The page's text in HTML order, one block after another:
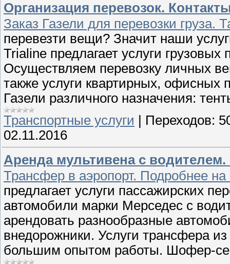
Организация перевозок.
Заказ Газели для перевозки груза.
перевезти вещи? Значит наши
Trialine предлагает услуги
Осуществляем перевозку личных
также услуги квартирных, офисных
Газели различного назначения:
Транспортные услуги
Переходов:
02.11.2016
Аренда мультивена с
Трансфер в аэропорт. Подробнее
предлагает услуги пассажирских
автомобили марки Мерседес с
арендовать разнообразные
внедорожники. Услуги трансфера
большим опытом работы. Шофер-